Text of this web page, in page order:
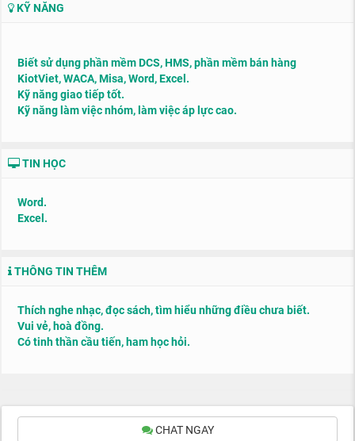
KỸ NĂNG
Biết sử dụng phần mềm DCS, HMS, phần mềm bán hàng
KiotViet, WACA, Misa,Word, Excel.
Kỹ năng giao tiếp tốt.
Kỹ năng làm việc nhóm, làm việc áp lực cao.
TIN HỌC
Word.
Excel.
THÔNG TIN THÊM
Thích nghe nhạc, đọc sách, tìm hiểu những điều chưa biết.
Vui vẻ, hoà đồng.
Có tinh thần cầu tiến, ham học hỏi.
CHAT NGAY